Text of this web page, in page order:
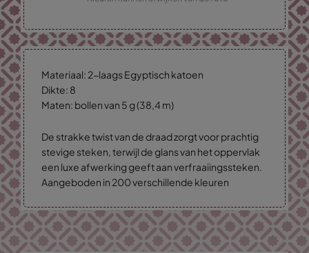
Materiaal: 2-laags Egyptisch katoen
Dikte: 8
Maten: bollen van 5 g (38,4 m)
De strakke twist van de draad zorgt voor prachtig
stevige steken, terwijl de glans van het oppervlak
een luxe afwerking geeft aan verfraaiingssteken.
Aangeboden in 200 verschillende kleuren